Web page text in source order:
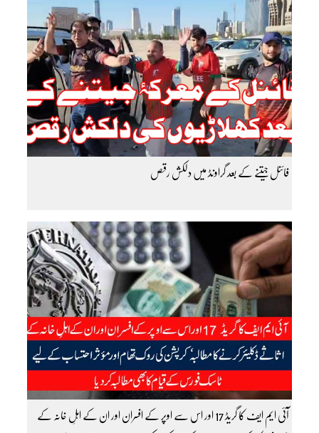
فائنل جیتنے کے بعد گراونڈ میں دلکش رقص
آئی ایم ایف کا گریڈ 17 اور اس سے اوپر کے افسران اور ان کے اہلِ خانہ کے